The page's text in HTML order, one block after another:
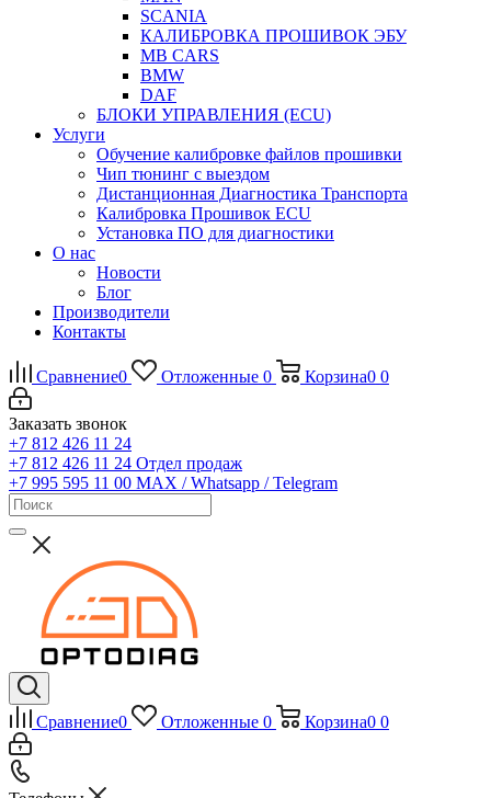
SCANIA
КАЛИБРОВКА ПРОШИВОК ЭБУ
MB CARS
BMW
DAF
БЛОКИ УПРАВЛЕНИЯ (ECU)
Услуги
Обучение калибровке файлов прошивки
Чип тюнинг с выездом
Дистанционная Диагностика Транспорта
Калибровка Прошивок ECU
Установка ПО для диагностики
О нас
Новости
Блог
Производители
Контакты
Сравнение0 Отложенные 0 Корзина0 0
Заказать звонок
+7 812 426 11 24
+7 812 426 11 24 Отдел продаж
+7 995 595 11 00 MAX / Whatsapp / Telegram
Сравнение0 Отложенные 0 Корзина0 0